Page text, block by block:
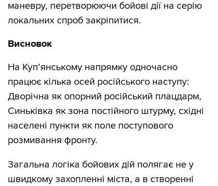
маневру, перетворюючи бойові дії на серію
локальних спроб закріпитися.
Висновок
На Куп’янському напрямку одночасно
працює кілька осей російського наступу:
Дворічна як опорний російський плацдарм,
Синьківка як зона постійного штурму, східні
населені пункти як поле поступового
розмивання фронту.
Загальна логіка бойових дій полягає не у
швидкому захопленні міста, а в створенні